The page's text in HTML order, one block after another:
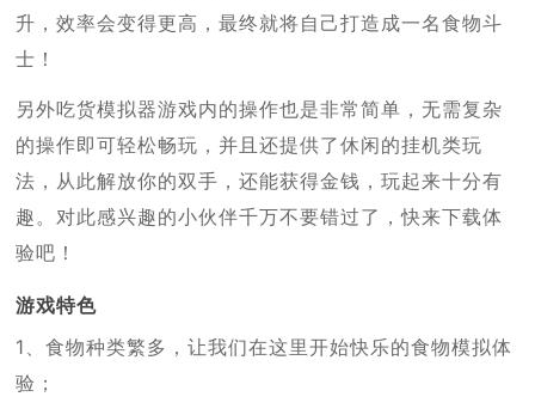
升，效率会变得更高，最终就将自己打造成一名食物斗
士！
另外吃货模拟器游戏内的操作也是非常简单，无需复杂
的操作即可轻松畅玩，并且还提供了休闲的挂机类玩
法，从此解放你的双手，还能获得金钱，玩起来十分有
趣。对此感兴趣的小伙伴千万不要错过了，快来下载体
验吧！
游戏特色
1、食物种类繁多，让我们在这里开始快乐的食物模拟体
验；